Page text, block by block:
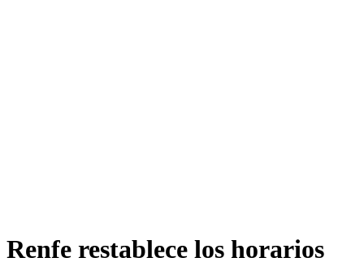
Renfe restablece los horarios